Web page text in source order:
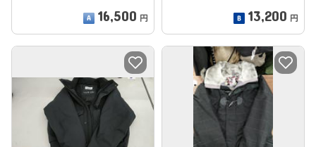
16,500 円 13,200 円